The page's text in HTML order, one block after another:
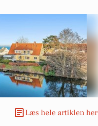
Læs hele artiklen her